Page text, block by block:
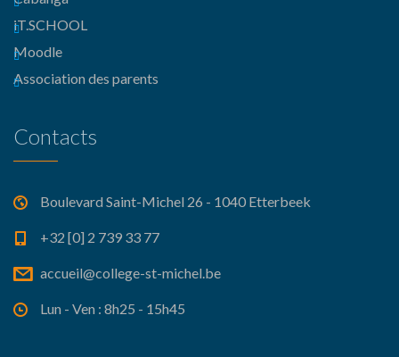
iT.SCHOOL
Moodle
Association des parents
Contacts
Boulevard Saint-Michel 26 - 1040 Etterbeek
+32 [0] 2 739 33 77
accueil@college-st-michel.be
Lun - Ven : 8h25 - 15h45